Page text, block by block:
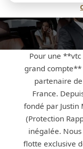
Annulation flexible (
Pour une
grand compte**
partenaire
France.
fondé par Justin
(Protection
inégalée.
flotte exclusive